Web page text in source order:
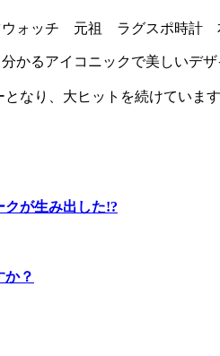
かるアイコニックで美しいデ
なり、大ヒットを続けていま
クが生み出した!?
か？